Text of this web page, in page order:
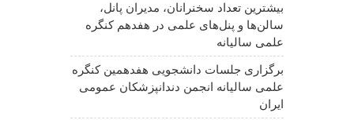
بیشترین تعداد سخنرانان، مدیران پانل،
سالن‌ها و پنل‌های علمی در هفدهم کنگره
علمی سالیانه
برگزاری جلسات دانشجویی هفدهمین کنگره
علمی سالیانه انجمن دندانپزشکان عمومی
ایران